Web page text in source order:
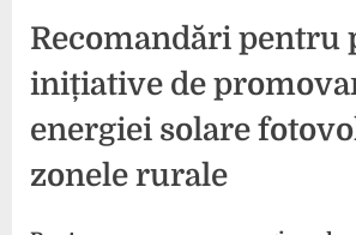
Recomandări pentru
inițiative de
energiei solare
zonele rurale